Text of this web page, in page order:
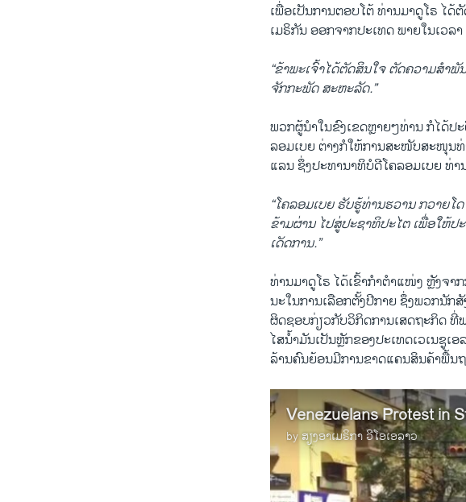
ເພື່ອ​ເປັນ​ການ​ຕອບ​ໂຕ້ ທ່ານ​ມາ​ດູ​ໂຣ ໄ
ເມ​ຣິ​ກັນ ອອກ​ຈາກ​ປະ​ເທດ ພາຍ​ໃນເວ​ລ
“ຂ້າ​ພະ​ເຈົ້າ​ໄດ້​ຕັດ​ສິນ​ໃຈ ຕັດ​ຄວາມ​ສຳ​
ຈັກ​ກະ​ພັດ ສະ​ຫະ​ລັດ.”
ພວກ​ຜູ້​ນຳ​ໃນ​ຂົງ​ເຂດ​ຫຼາຍໆ​ທ່ານ ກໍ​ໄດ້​ປ
ລອມ​ເບຍ ຕ່າງ​ກໍ​ໃຫ້​ການ​ສະ​ໜັບ​ສະ​ໜຸນ
ແລນ ຊຶ່ງ​ປະ​ທາ​ນາ​ທິ​ບໍ​ດີ​ໂຄ​ລອມ​ເບຍ ທ່າ
“ໂຄ​ລອມ​ເບຍ ຮັບ​ຮູ້​ທ່ານ​ຮ​ວານ ກວາຍ​
ຂ້າມ​ຜ່ານ​ ໄປ​ສູ່​ປ​ະ​ຊາ​ທິ​ປະ​ໄຕ ເພື່ອ​ໃຫ້ປ
ເດັດ​ການ.”
ທ່ານ​ມາ​ດູ​ໂຣ ໄດ້​ເຂົ້າ​ກຳ​ຕຳ​ແໜ່ງ ຫຼັງ​ຈາ
ນະ​ໃນ​ການ​ເລືອກ​ຕັ້ງ​ປີ​ກາຍ ຊຶ່ງ​ພວກນັກ​
ຜິດ​ຊອບ​ກ່ຽວ​ກັບ​ວິ​ກິດ​ການ​ເສດ​ຖະ​ກິດ ທີ່​
ໄສ​ນ້ຳ​ມັນ​ເປັນ​ຫຼັກ​ຂອງ​ປະ​ເທດເວ​ເນ​ຊູ​
ລ້ານ​ຄົນ​ຍ້ອນມີ​ການ​ຂາດ​ແຄນ​ສິນ​ຄ້າ​ພື້ນ​
Venezuelans Protest in
byສຽງອາເມຣິກາ ວີໂອເອລາວ